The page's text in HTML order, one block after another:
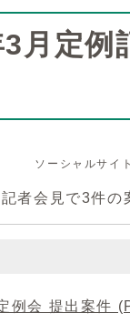
月定例
ソーシャルサイ
者会見で3件の
例会 提出案件